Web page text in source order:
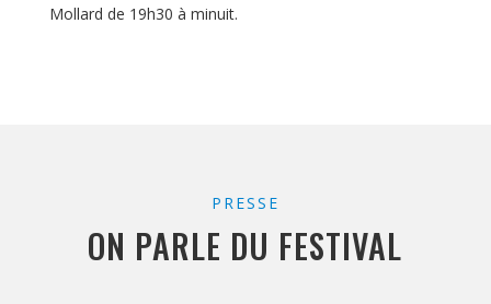
Mollard de 19h30 à minuit.
PRESSE
ON PARLE DU FESTIVAL